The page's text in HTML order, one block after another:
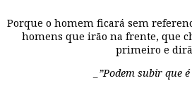
Porque o homem ficará sem
homens que irão na frente, que
primeiro e
_”Podem subir que